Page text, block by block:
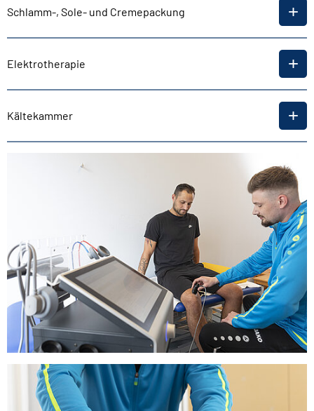
Schlamm-, Sole- und Cremepackung
Elektrotherapie
Kältekammer